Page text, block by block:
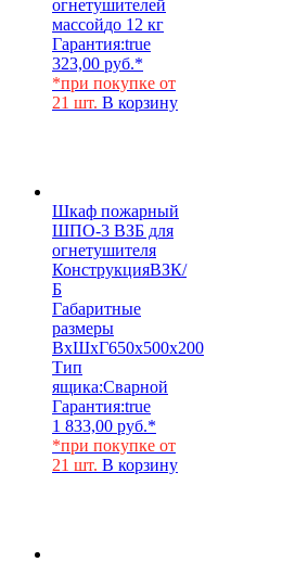
огнетушителей
массойдо 12 кг
Гарантия:true
323,00 руб.*
*при покупке от
21 шт. В корзину
Шкаф пожарный
ШПО-3 ВЗБ для
огнетушителя
КонструкцияВЗК/
Б
Габаритные
размеры
ВхШхГ650х500х200
Тип
ящика:Сварной
Гарантия:true
1 833,00 руб.*
*при покупке от
21 шт. В корзину